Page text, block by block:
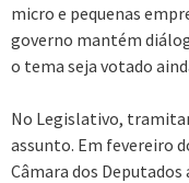
micro e pequenas
governo mantém
o tema seja votado
No Legislativo,
assunto. Em fevereiro
Câmara dos